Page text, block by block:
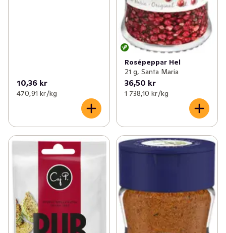
10,36 kr
470,91 kr /kg
Rosépeppar Hel
21 g, Santa Maria
36,50 kr
1 738,10 kr /kg